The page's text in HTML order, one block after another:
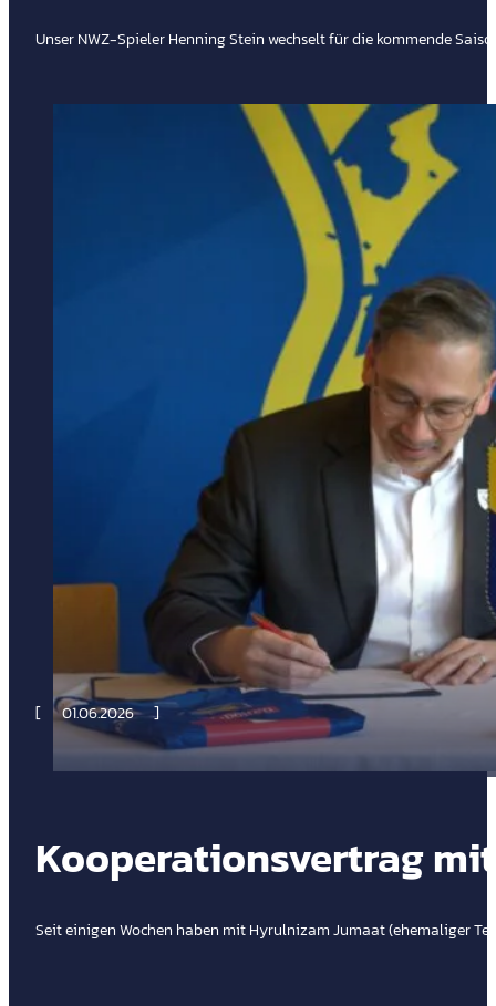
Unser NWZ-Spieler Henning Stein wechselt für die kommende
01.06.2026
Kooperationsvertrag
Seit einigen Wochen haben mit Hyrulnizam Jumaat (ehemaliger